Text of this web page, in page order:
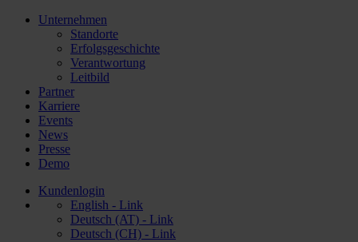
Unternehmen
Standorte
Erfolgsgeschichte
Verantwortung
Leitbild
Partner
Karriere
Events
News
Presse
Demo
Kundenlogin
English - Link
Deutsch (AT) - Link
Deutsch (CH) - Link